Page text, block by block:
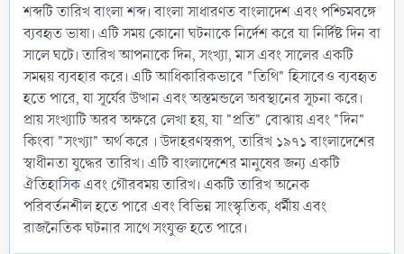
শব্দটি তারিখ বাংলা শব্দ। বাংলা সাধারণত বাংলাদেশ এবং পশ্চিমবঙ্গে
ব্যবহৃত ভাষা। এটি সময় কোনো ঘটনাকে নির্দেশ করে যা নির্দিষ্ট দিন বা
সালে ঘটে। তারিখ আপনাকে দিন, সংখ্যা, মাস এবং সালের একটি
সমন্বয় ব্যবহার করে। এটি আধিকারিকভাবে "তিথি" হিসাবেও ব্যবহৃত
হতে পারে, যা সূর্যের উত্থান এবং অস্তমন্ডলে অবস্থানের সূচনা করে।
প্রায় সংখ্যাটি অরব অক্ষরে লেখা হয়, যা "প্রতি" বোঝায় এবং "দিন"
কিংবা "সংখ্যা" অর্থ করে । উদাহরণস্বরূপ, তারিখ ১৯৭১ বাংলাদেশের
স্বাধীনতা যুদ্ধের তারিখ। এটি বাংলাদেশের মানুষের জন্য একটি
ঐতিহাসিক এবং গৌরবময় তারিখ। একটি তারিখ অনেক
পরিবর্তনশীল হতে পারে এবং বিভিন্ন সাংস্কৃতিক, ধর্মীয় এবং
রাজনৈতিক ঘটনার সাথে সংযুক্ত হতে পারে।